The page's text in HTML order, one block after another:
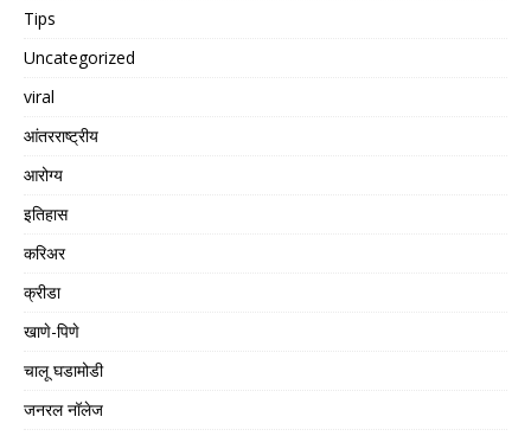
Tips
Uncategorized
viral
आंतरराष्ट्रीय
आरोग्य
इतिहास
करिअर
क्रीडा
खाणे-पिणे
चालू घडामोडी
जनरल नॉलेज